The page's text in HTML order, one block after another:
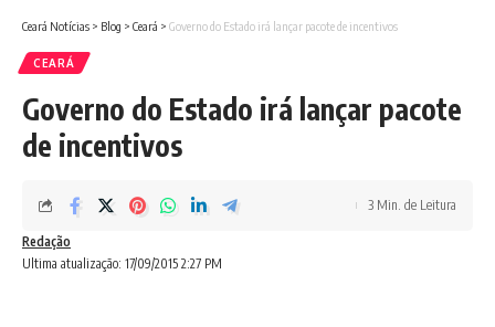
Ceará Notícias > Blog > Ceará > Governo do Estado irá lançar pacote de incentivos
CEARÁ
Governo do Estado irá lançar pacote
de incentivos
Ultima atualização: 17/09/2015 2:27 PM
Redação
3 Min. de Leitura